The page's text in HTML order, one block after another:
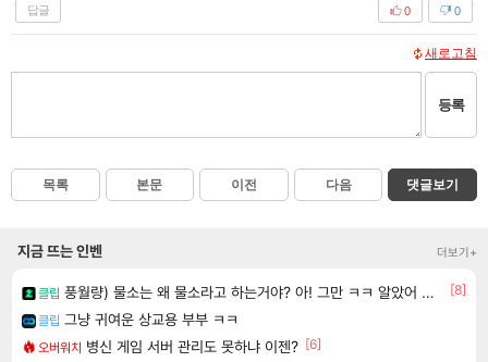
답글 0
0
새로고침
등록
목록 본문 이전 다음 댓글보기
지금 뜨는 인벤 더보기+
클립 풍월량) 물소는 왜 물소라고 하는거야? 아! 그만 ㅋㅋ 알았어 ㅋㅋ
[8]
클립 그냥 귀여운 상교용 부부 ㅋㅋ
오버워치 병신 게임 서버 관리도 못하냐 이젠? [6]